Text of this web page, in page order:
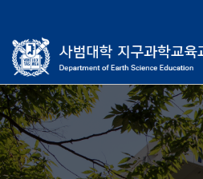
메
뉴